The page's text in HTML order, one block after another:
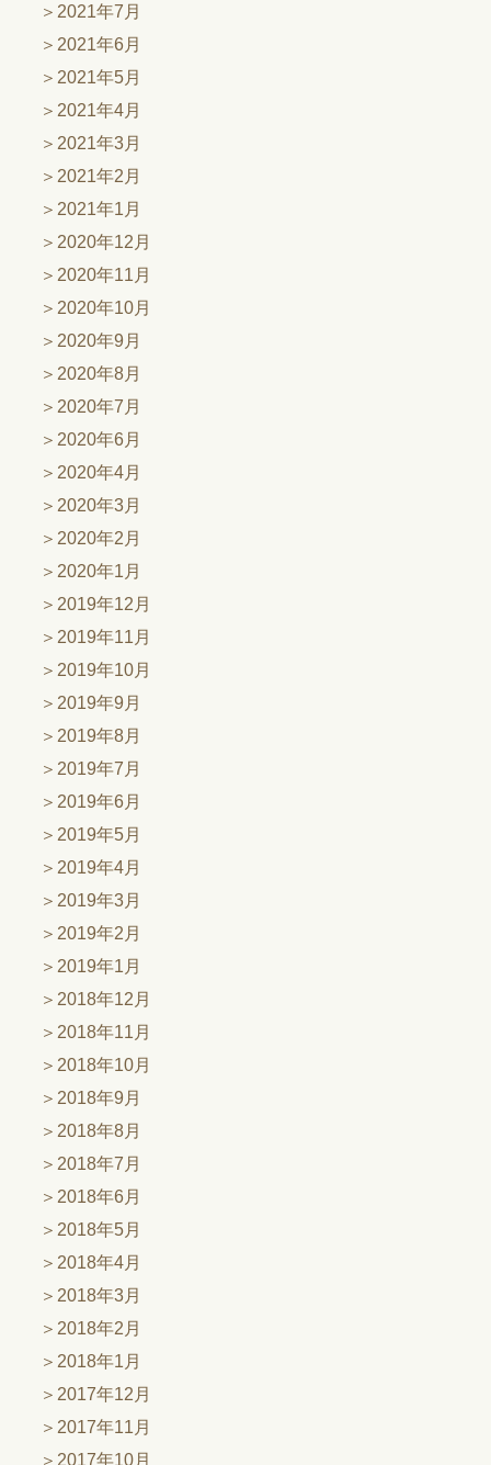
2021年7月
2021年6月
2021年5月
2021年4月
2021年3月
2021年2月
2021年1月
2020年12月
2020年11月
2020年10月
2020年9月
2020年8月
2020年7月
2020年6月
2020年4月
2020年3月
2020年2月
2020年1月
2019年12月
2019年11月
2019年10月
2019年9月
2019年8月
2019年7月
2019年6月
2019年5月
2019年4月
2019年3月
2019年2月
2019年1月
2018年12月
2018年11月
2018年10月
2018年9月
2018年8月
2018年7月
2018年6月
2018年5月
2018年4月
2018年3月
2018年2月
2018年1月
2017年12月
2017年11月
2017年10月